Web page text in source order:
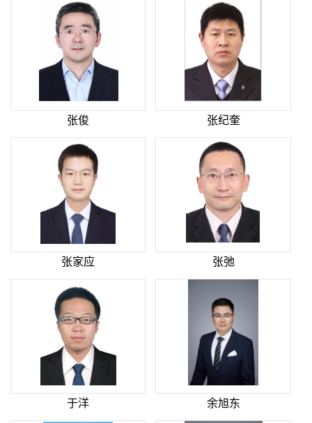
张俊 张纪奎
张家应 张弛
于洋 余旭东